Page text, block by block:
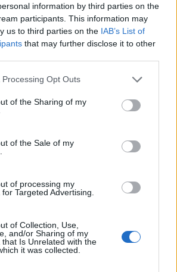
information by third parties on the
participants. This information may
us to third parties on the IAB’s List of
that may further disclose it to other
website/app uses one or more Google
or usage behaviour. You may click to
to Google and its third-party tags to
specified purposes in below Google
Opt Outs
of the Sharing of my
of the Sale of my
of processing my
Targeted Advertising.
of Collection, Use,
and/or Sharing of my
that Is Unrelated with the
it was collected.
Musica, Ρώμη,
τα “Ισπανικά Σκαλιά” στην
Prati της Ρώμης, το The First
ουδέτερα, ανοιχτόχρωμα ξύλα
την άνοιξη, το ολοκαίνουργιο
στους επισκέπτες του ένα